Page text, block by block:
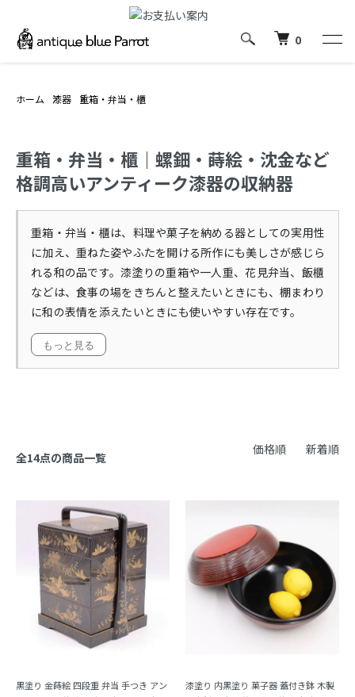
0
ホーム 漆器 重箱・弁当・櫃
重箱・弁当・櫃｜螺鈿・蒔絵・沈金など
格調高いアンティーク漆器の収納器
重箱・弁当・櫃は、料理や菓子を納める器としての実用性
に加え、重ねた姿やふたを開ける所作にも美しさが感じら
れる和の品です。漆塗りの重箱や一人重、花見弁当、飯櫃
などは、食事の場をきちんと整えたいときにも、棚まわり
に和の表情を添えたいときにも使いやすい存在です。
もっと見る
全14点の商品一覧
価格順 新着順
黒塗り 金蒔絵 四段重 弁当 手つき アン
漆塗り 内黒塗り 菓子器 蓋付き鉢 木製